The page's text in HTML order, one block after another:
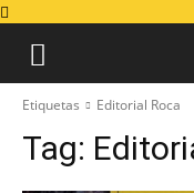
Etiquetas Editorial Roca
Tag: